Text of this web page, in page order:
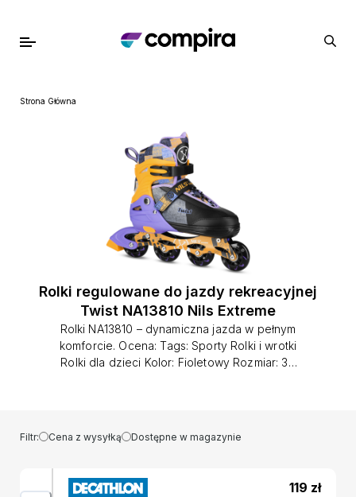
Strona Główna
Rolki regulowane do jazdy rekreacyjnej
Twist NA13810 Nils Extreme
Rolki NA13810 – dynamiczna jazda w pełnym
komforcie. Ocena: Tags: Sporty Rolki i wrotki
Rolki dla dzieci Kolor: Fioletowy Rozmiar: 39
Filtr: Cena z wysyłką Dostępne w magazynie
119 zł